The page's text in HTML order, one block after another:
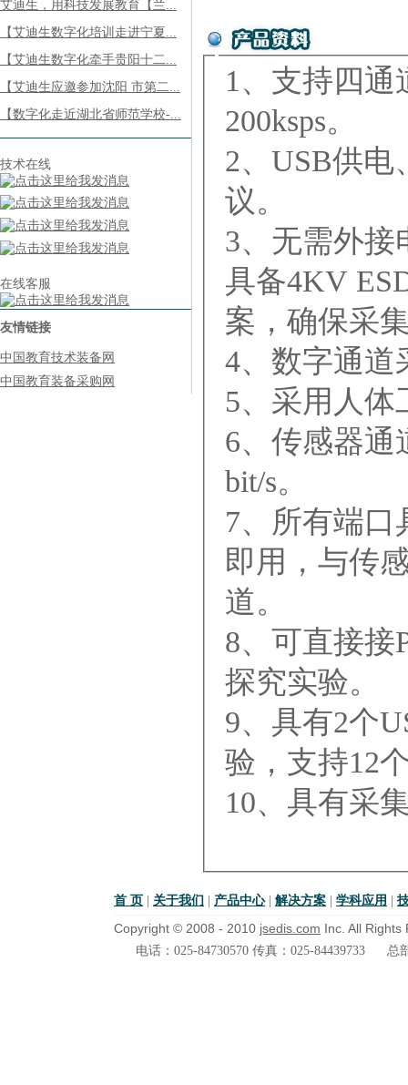
艾迪生，用科技发展教育【兰...
【艾迪生数字化培训走进宁夏...
【艾迪生数字化牵手贵阳十二...
【艾迪生应邀参加沈阳 市第二...
【数字化走近湖北省师范学校-...
技术在线
在线客服
友情链接
中国教育技术装备网
中国教育装备采购网
1、支持四
200ksps。
2、USB供电
议。
3、无需外接
具备4KV
案，确保采
4、数字通道
5、采用人体
6、传感器通
bit/s。
7、所有端口
即用，与传
道。
8、可直接接
探究实验。
9、具有2个
验，支持12
10、具有采
首 页 关于我们 产品中心| 解决方案 学科应用
Copyright © 2008 - 2010 jsedis.com Inc. All
电话：025-84730570 传真：025-84439733 总